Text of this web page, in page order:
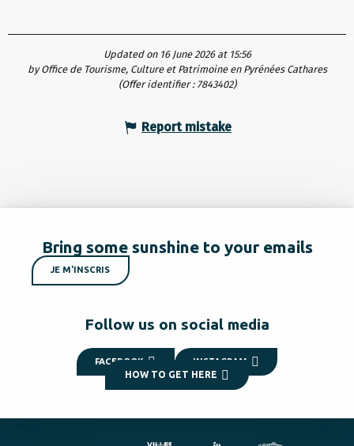
Updated on 16 June 2026 at 15:56
by Office de Tourisme, Culture et Patrimoine en Pyrénées Cathares
(Offer identifier : 7843402)
Report mistake
Bring some sunshine to your emails
JE M'INSCRIS
Follow us on social media
FACEBOOK INSTAGRAM
HOW TO GET HERE